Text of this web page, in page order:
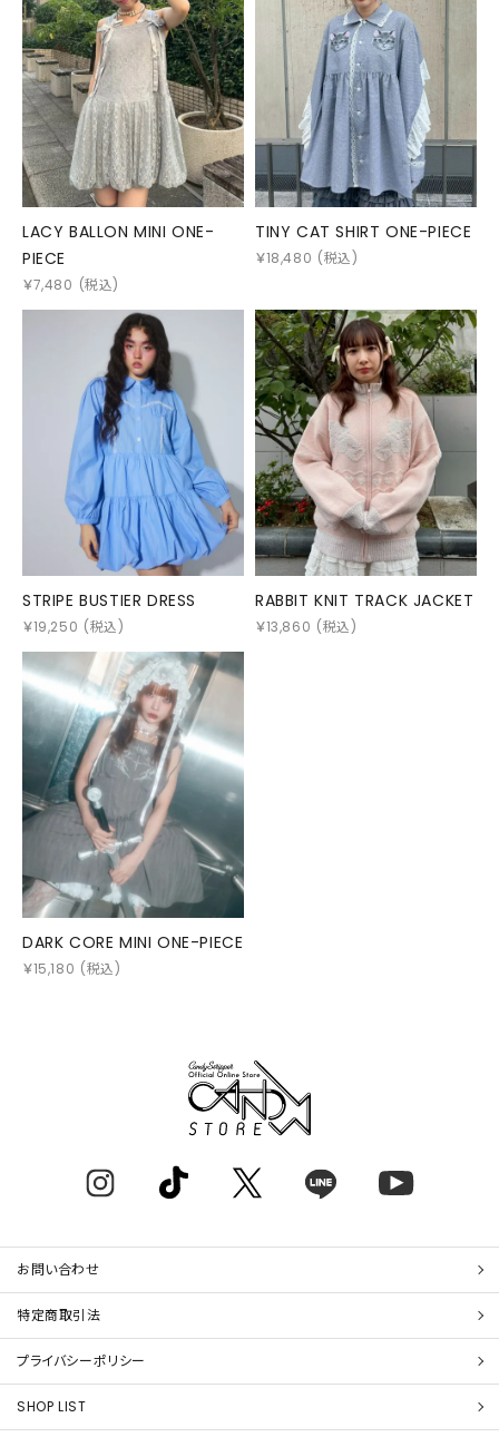
LACY BALLON MINI ONE-
PIECE
￥7,480 (税込)
TINY CAT SHIRT ONE-PIECE
￥18,480 (税込)
STRIPE BUSTIER DRESS
￥19,250 (税込)
RABBIT KNIT TRACK JACKET
￥13,860 (税込)
DARK CORE MINI ONE-PIECE
￥15,180 (税込)
お問い合わせ
特定商取引法
プライバシーポリシー
SHOP LIST